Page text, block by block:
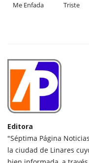
Me Enfada Triste
Editora
"Séptima Página
la ciudad de Linares